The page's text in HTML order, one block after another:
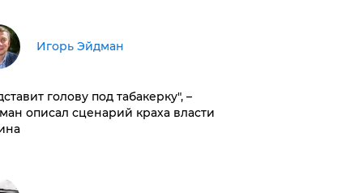
Игорь Эйдман
голову под табакерку", –
описал сценарий краха власти